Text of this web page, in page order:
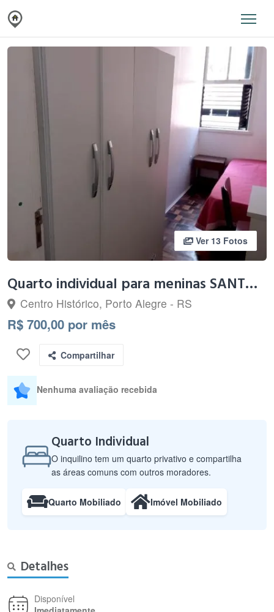
Ver 13 Fotos
Quarto individual para meninas SANTA CASA e UFRGS
Centro Histórico, Porto Alegre - RS
R$ 700,00 por mês
Compartilhar
Nenhuma avaliação recebida
Quarto Individual
O inquilino tem um quarto privativo e compartilha
as áreas comuns com outros moradores.
Quarto Mobiliado Imóvel Mobiliado
Detalhes
Disponível